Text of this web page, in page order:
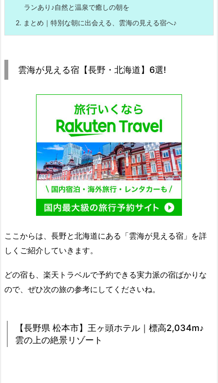
ランあり♪自然と温泉で癒しの朝を
2. まとめ｜特別な朝に出会える、雲海の見える宿へ♪
雲海が見える宿【長野・北海道】6選!
ここからは、長野と北海道にある「雲海が見える宿」を詳
しくご紹介していきます。
どの宿も、楽天トラベルで予約できる実力派の宿ばかりな
ので、ぜひ次の旅の参考にしてくださいね。
【長野県 松本市】王ヶ頭ホテル｜標高2,034m♪
雲の上の絶景リゾート